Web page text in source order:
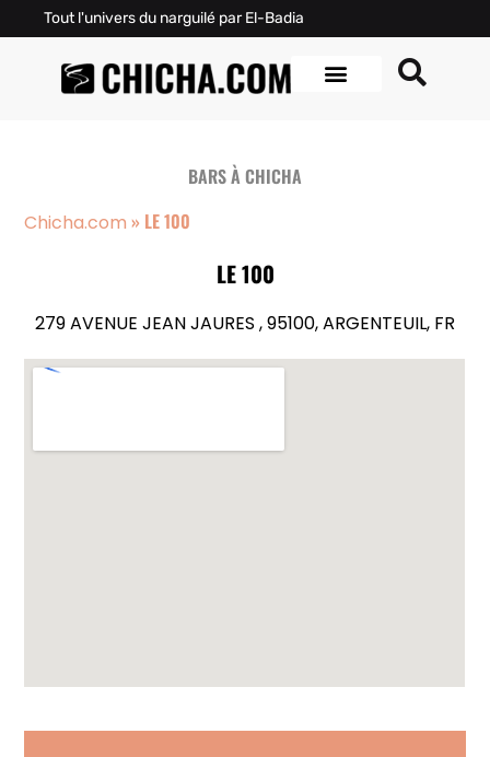
Tout l'univers du narguilé par El-Badia
BARS À CHICHA
Chicha.com » LE 100
LE 100
279 AVENUE JEAN JAURES , 95100, ARGENTEUIL, FR